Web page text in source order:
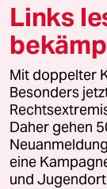
Vor Ort
Live im Stream
Vergangene
taz lab 2027
Links
Mit doppelter
Besonders
Daher gehen
eine
und